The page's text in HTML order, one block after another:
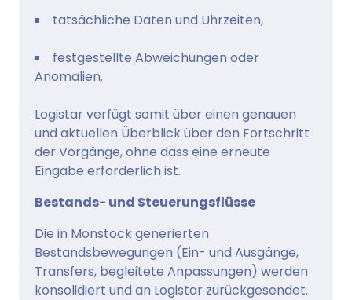
tatsächliche Daten und Uhrzeiten,
festgestellte Abweichungen oder
Anomalien.
Logistar verfügt somit über einen genauen
und aktuellen Überblick über den Fortschritt
der Vorgänge, ohne dass eine erneute
Eingabe erforderlich ist.
Bestands- und Steuerungsflüsse
Die in Monstock generierten
Bestandsbewegungen (Ein- und Ausgänge,
Transfers, begleitete Anpassungen) werden
konsolidiert und an Logistar zurückgesendet.